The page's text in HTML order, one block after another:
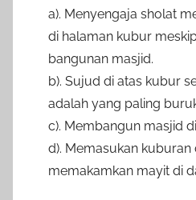
a). Menyengaja sholat
di halaman kubur
bangunan masjid.
b). Sujud di atas kubur
adalah yang paling
c). Membangun masjid
d). Memasukan
memakamkan mayit di